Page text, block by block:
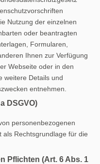
Nutzung der einzelnen
oder beantragten
Formularen,
Ihnen zur Verfügung
Webseite oder in den
weitere Details und
entnehmen.
DSGVO)
personenbezogenen
als Rechtsgrundlage für die
Pflichten (Art. 6 Abs. 1